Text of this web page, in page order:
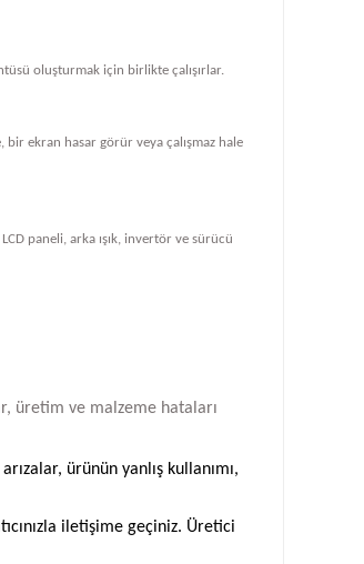
oluşturmak için birlikte çalışırlar.
ekran hasar görür veya çalışmaz hale
paneli, arka ışık, invertör ve sürücü
üretim ve malzeme hataları
ürünün yanlış kullanımı,
iletişime geçiniz. Üretici